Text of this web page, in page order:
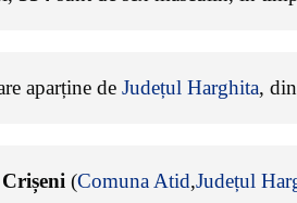
aparține de Județul Harghita, din
Crișeni (Comuna Atid,Județul